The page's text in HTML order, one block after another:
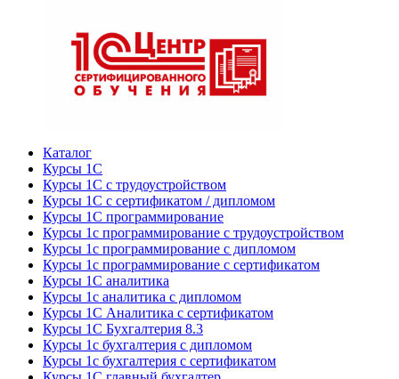
Каталог
Курсы 1С
Курсы 1С с трудоустройством
Курсы 1С с сертификатом / дипломом
Курсы 1С программирование
Курсы 1с программирование с трудоустройством
Курсы 1с программирование с дипломом
Курсы 1с программирование с сертификатом
Курсы 1С аналитика
Курсы 1с аналитика с дипломом
Курсы 1С Аналитика с сертификатом
Курсы 1С Бухгалтерия 8.3
Курсы 1с бухгалтерия с дипломом
Курсы 1с бухгалтерия с сертификатом